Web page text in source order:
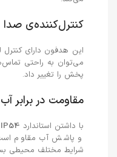
کنترل‌کننده‌ی صدا
این هدفون دارای
می‌توان به راحتی
پخش را تغییر داد.
مقاومت در برابر
با داشتن استاندارد IP54
و پاشش آب مقاوم
شرایط مختلف محیطی